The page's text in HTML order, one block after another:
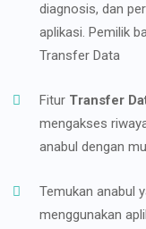
diagnosis, dan
aplikasi. Pemilik
Transfer Data
Fitur Transfer
mengakses
anabul dengan
Temukan anabul
menggunakan